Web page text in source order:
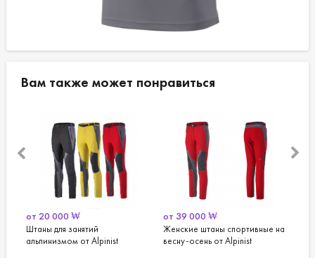
Вам также может понравиться
от39 000
Женские штаны спортивные на
весну-осень от Alpinist
от20 000
Теплая футболка с длинными
рукавами от Alpinist